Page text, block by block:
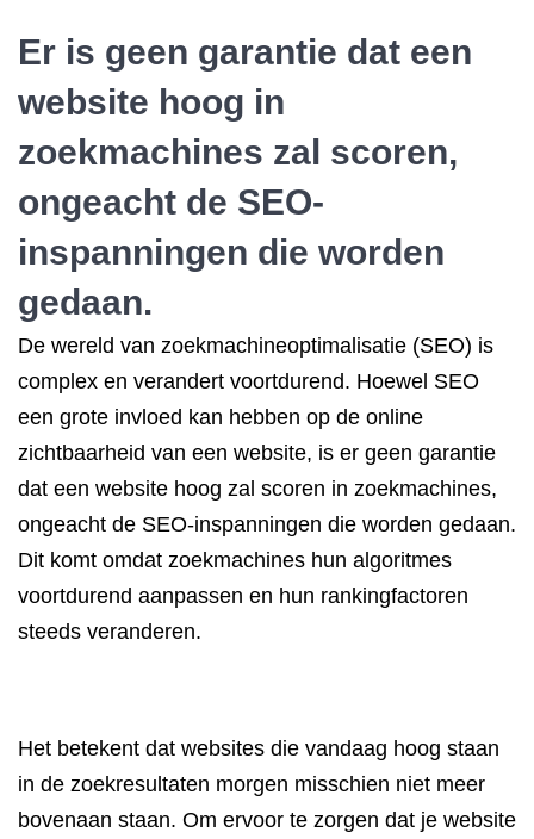
Er is geen garantie dat een
website hoog in
zoekmachines zal scoren,
ongeacht de SEO-
inspanningen die worden
gedaan.
De wereld van zoekmachineoptimalisatie (SEO) is
complex en verandert voortdurend. Hoewel SEO
een grote invloed kan hebben op de online
zichtbaarheid van een website, is er geen garantie
dat een website hoog zal scoren in zoekmachines,
ongeacht de SEO-inspanningen die worden gedaan.
Dit komt omdat zoekmachines hun algoritmes
voortdurend aanpassen en hun rankingfactoren
steeds veranderen.
Het betekent dat websites die vandaag hoog staan
in de zoekresultaten morgen misschien niet meer
bovenaan staan. Om ervoor te zorgen dat je website